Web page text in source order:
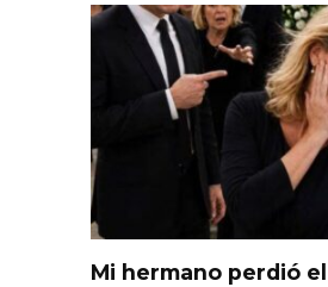
Mi hermano perdió